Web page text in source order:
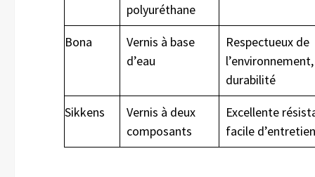
polyuréthane
Bona
Vernis à base
d’eau
Respectueux de
durabilité
Sikkens
Vernis à deux
composants
Excellente
facile d’entretien